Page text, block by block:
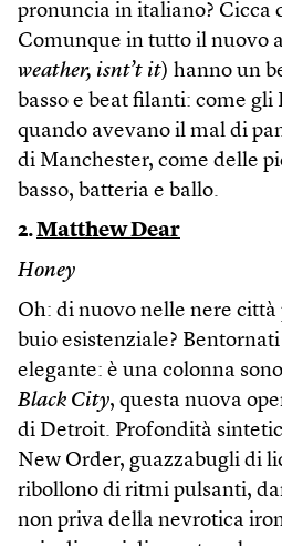
pronuncia in italiano? Cicca
Comunque in tutto il nuovo
weather, isnt’t it) hanno un
basso e beat filanti: come gli
quando avevano il mal di
di Manchester, come delle
basso, batteria e ballo.
2.Matthew Dear
Honey
Oh: di nuovo nelle nere città
buio esistenziale?
elegante: è una colonna
Black City, questa nuova
di Detroit. Profondità
New Order, guazzabugli di
ribollono di ritmi pulsanti,
non priva della nevrotica